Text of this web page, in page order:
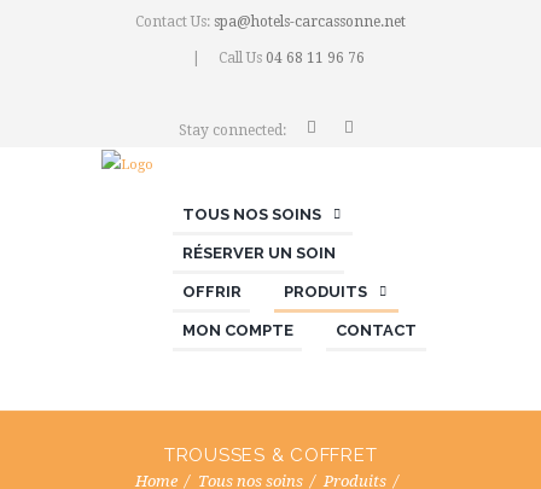
Contact Us: spa@hotels-carcassonne.net
Call Us 04 68 11 96 76
Stay connected:
TOUS NOS SOINS
RÉSERVER UN SOIN
OFFRIR PRODUITS
MON COMPTE CONTACT
TROUSSES & COFFRET
Home Tous nos soins
Produits